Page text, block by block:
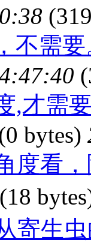
不需
,才需
bytes)
度看
(18
寄生